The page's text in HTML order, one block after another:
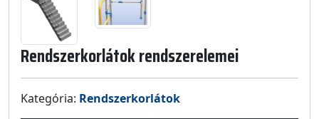
Rendszerkorlátok rendszerelemei
Kategória: Rendszerkorlátok